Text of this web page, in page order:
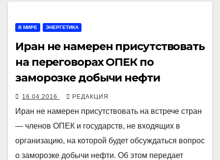
В МИРЕ ЭНЕРГЕТИКА
Иран не намерен присутствовать
на переговорах ОПЕК по
заморозке добычи нефти
16.04.2016 РЕДАКЦИЯ
Иран не намерен присутствовать на встрече стран
— членов ОПЕК и государств, не входящих в
организацию, на которой будет обсуждаться вопрос
о заморозке добычи нефти. Об этом передает